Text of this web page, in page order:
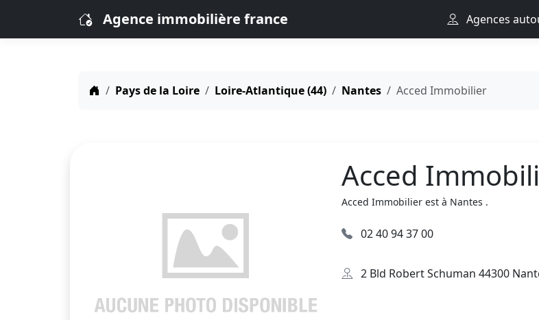
Agence immobilière france Agences
Pays de la Loire Loire-Atlantique (44) Nantes Acced Immobilier
Acced
Acced Immobilier est à Nantes .
02 40 94 37 00
2 Bld Robert Schuman 44300